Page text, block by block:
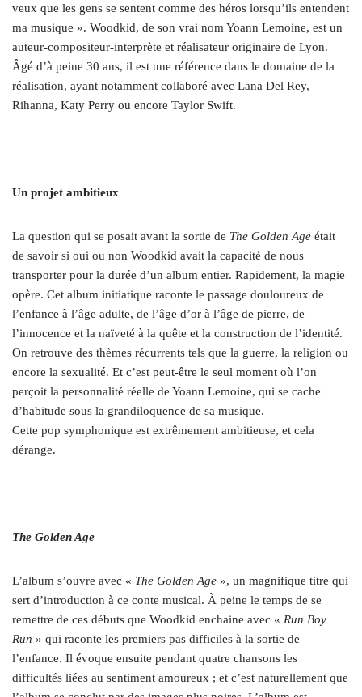
veux que les gens se sentent comme des héros lorsqu’ils entendent
ma musique ». Woodkid, de son vrai nom Yoann Lemoine, est un
auteur-compositeur-interprète et réalisateur originaire de Lyon.
Âgé d’à peine 30 ans, il est une référence dans le domaine de la
réalisation, ayant notamment collaboré avec Lana Del Rey,
Rihanna, Katy Perry ou encore Taylor Swift.
Un projet ambitieux
La question qui se posait avant la sortie de The Golden Age était
de savoir si oui ou non Woodkid avait la capacité de nous
transporter pour la durée d’un album entier. Rapidement, la magie
opère. Cet album initiatique raconte le passage douloureux de
l’enfance à l’âge adulte, de l’âge d’or à l’âge de pierre, de
l’innocence et la naïveté à la quête et la construction de l’identité.
On retrouve des thèmes récurrents tels que la guerre, la religion ou
encore la sexualité. Et c’est peut-être le seul moment où l’on
perçoit la personnalité réelle de Yoann Lemoine, qui se cache
d’habitude sous la grandiloquence de sa musique.
Cette pop symphonique est extrêmement ambitieuse, et cela
dérange.
The Golden Age
L’album s’ouvre avec « The Golden Age », un magnifique titre qui
sert d’introduction à ce conte musical. À peine le temps de se
remettre de ces débuts que Woodkid enchaine avec « Run Boy
Run » qui raconte les premiers pas difficiles à la sortie de
l’enfance. Il évoque ensuite pendant quatre chansons les
difficultés liées au sentiment amoureux ; et c’est naturellement que